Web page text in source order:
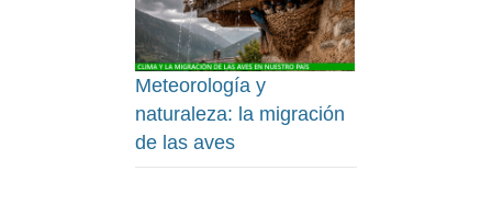
Meteorología y
naturaleza: la migración
de las aves